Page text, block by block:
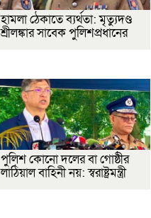
হামলা ঠেকাতে ব্যর্থতা: মৃত্যুদণ্ড
শ্রীলঙ্কার সাবেক পুলিশপ্রধানের
পুলিশ কোনো দলের বা গোষ্ঠীর
লাঠিয়াল বাহিনী নয়: স্বরাষ্ট্রমন্ত্রী